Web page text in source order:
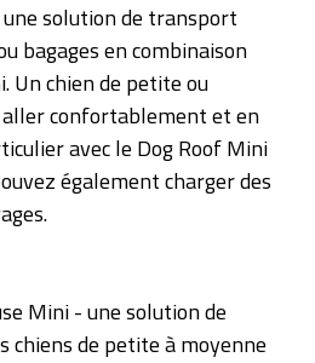
solution de transport
bagages en combinaison
Un chien de petite ou
confortablement et en
avec le Dog Roof Mini
également charger des
Mini - une solution de
chiens de petite à moyenne